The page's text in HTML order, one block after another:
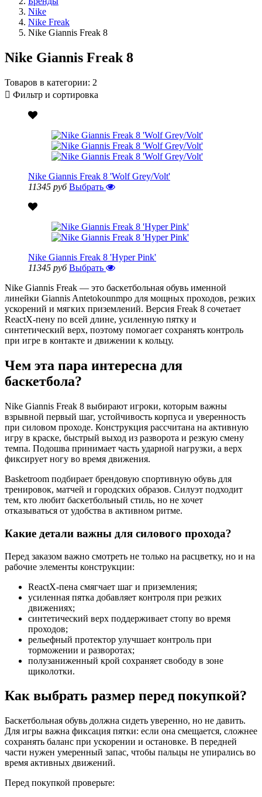
Nike
Nike Freak
Nike Giannis Freak 8
Nike Giannis Freak 8
Товаров в категории: 2
Фильтр и сортировка
Nike Giannis Freak 8 'Wolf Grey/Volt'
11345 руб Выбрать
Nike Giannis Freak 8 'Hyper Pink'
11345 руб Выбрать
Nike Giannis Freak — это баскетбольная обувь именной
линейки Giannis Antetokounmpo для мощных проходов, резких
ускорений и мягких приземлений. Версия Freak 8 сочетает
ReactX-пену по всей длине, усиленную пятку и
синтетический верх, поэтому помогает сохранять контроль
при игре в контакте и движении к кольцу.
Чем эта пара интересна для
баскетбола?
Nike Giannis Freak 8 выбирают игроки, которым важны
взрывной первый шаг, устойчивость корпуса и уверенность
при силовом проходе. Конструкция рассчитана на активную
игру в краске, быстрый выход из разворота и резкую смену
темпа. Подошва принимает часть ударной нагрузки, а верх
фиксирует ногу во время движения.
Basketroom подбирает брендовую спортивную обувь для
тренировок, матчей и городских образов. Силуэт подходит
тем, кто любит баскетбольный стиль, но не хочет
отказываться от удобства в активном ритме.
Какие детали важны для силового прохода?
Перед заказом важно смотреть не только на расцветку, но и на
рабочие элементы конструкции:
ReactX-пена смягчает шаг и приземления;
усиленная пятка добавляет контроля при резких
движениях;
синтетический верх поддерживает стопу во время
проходов;
рельефный протектор улучшает контроль при
торможении и разворотах;
полузаниженный крой сохраняет свободу в зоне
щиколотки.
Как выбрать размер перед покупкой?
Баскетбольная обувь должна сидеть уверенно, но не давить.
Для игры важна фиксация пятки: если она смещается, сложнее
сохранять баланс при ускорении и остановке. В передней
части нужен умеренный запас, чтобы пальцы не упирались во
время активных движений.
Перед покупкой проверьте: